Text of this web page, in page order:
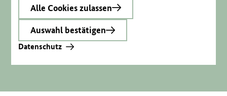
Alle Cookies zulassen
Auswahl bestätigen
Datenschutz